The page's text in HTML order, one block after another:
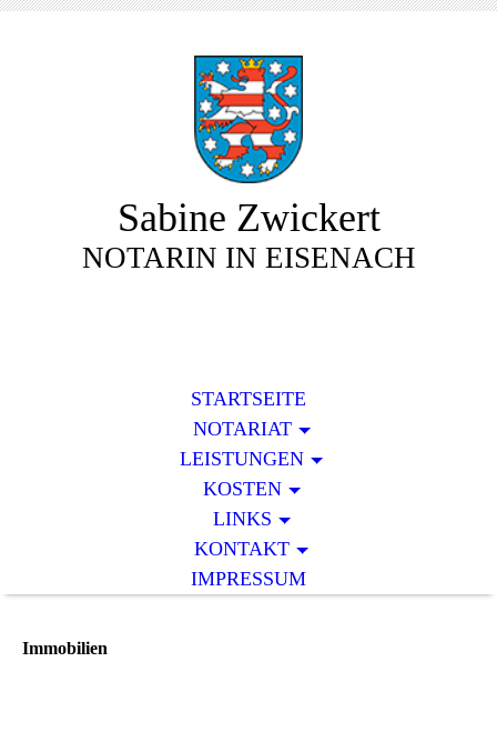
Sabine Zwickert
NOTARIN IN EISENACH
STARTSEITE
NOTARIAT
LEISTUNGEN
KOSTEN
LINKS
KONTAKT
IMPRESSUM
Immobilien